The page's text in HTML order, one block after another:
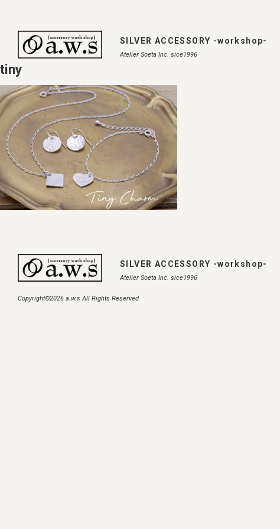
SILVER ACCESSORY -workshop-
Atelier Soeta Inc. sice1996
tiny
SILVER ACCESSORY -workshop-
Atelier Soeta Inc. sice1996
Copyright©2026 a.w.s All Rights Reserved.